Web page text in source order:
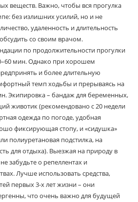
веществ. Важно, чтобы вся прогулка
без излишних усилий, но и не
удаленность и длительность
со своим врачом.
по продолжительности прогулки
мин. Однако при хорошем
и более длительную
темп ходьбы и прерываясь на
Экипировка – бандаж для беременных,
животик (рекомендовано с 20 недели
одежда по погоде, удобная
фиксирующая стопу, и «сидушка»
полиуретановая подстилка, на
для отдыха). Выезжая на природу в
забудьте о репеллентах и
Лучше использовать средства,
первых 3-х лет жизни – они
что очень важно для будущей